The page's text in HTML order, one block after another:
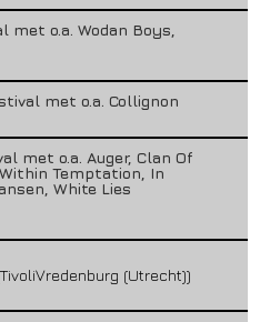
met o.a. Wodan Boys,
met o.a. Collignon
met o.a. Auger, Clan Of
Temptation, In
White Lies
(Utrecht))